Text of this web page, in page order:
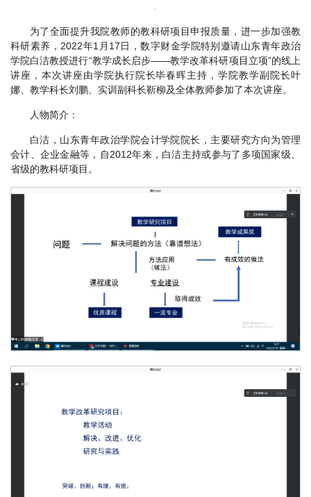
为了全面提升我院教师的教科研项目申报质量，进一步加强教
科研素养，2022年1月17日，数字财金学院特别邀请山东青年政治
学院白洁教授进行“教学成长启步——教学改革科研项目立项”的线上
讲座，本次讲座由学院执行院长毕春晖主持，学院教学副院长叶
娜、教学科长刘鹏、实训副科长靳柳及全体教师参加了本次讲座。
人物简介：
白洁，山东青年政治学院会计学院院长，主要研究方向为管理
会计、企业金融等，自2012年来，白洁主持或参与了多项国家级、
省级的教科研项目。